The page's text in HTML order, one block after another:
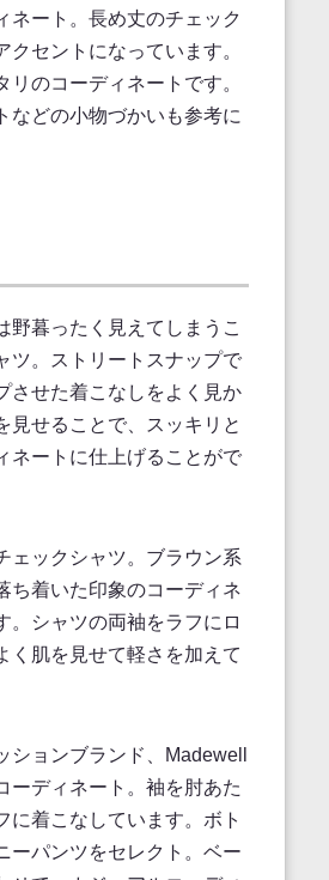
ネート。長め丈のチェック
クセントになっています。
リのコーディネートです。
などの小物づかいも参考に
野暮ったく見えてしまうこ
ツ。ストリートスナップで
させた着こなしをよく見か
見せることで、スッキリと
ネートに仕上げることがで
ェックシャツ。ブラウン系
ち着いた印象のコーディネ
。シャツの両袖をラフにロ
く肌を見せて軽さを加えて
ションブランド、Madewell
ーディネート。袖を肘あた
に着こなしています。ボト
ーパンツをセレクト。ベー